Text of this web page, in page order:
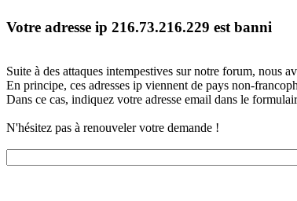
Votre adresse ip 216.73.216.229 est banni
Suite à des attaques intempestives sur notre forum, nous
En principe, ces adresses ip viennent de pays non-
Dans ce cas, indiquez votre adresse email dans le
N'hésitez pas à renouveler votre demande !